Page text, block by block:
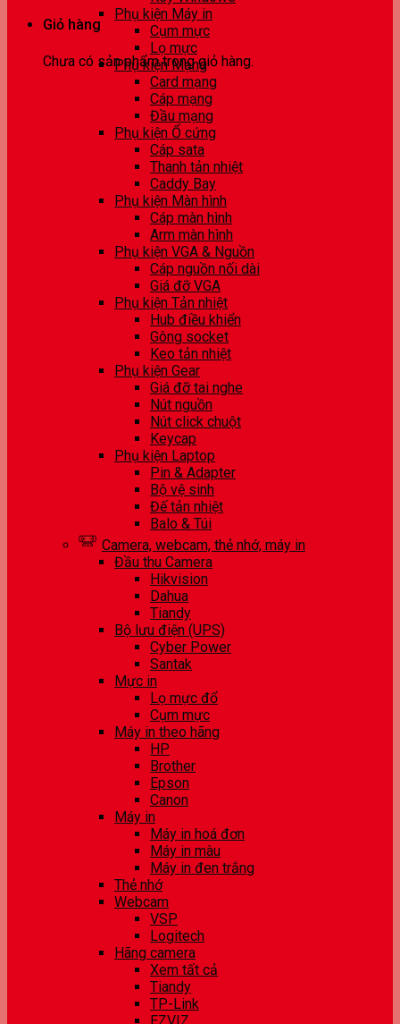
Giỏ hàng
Chưa có sản phẩm trong giỏ hàng.
Phụ kiện Máy in
Cụm mực
Lọ mực
Phụ kiện Mạng
Card mạng
Cáp mạng
Đầu mạng
Phụ kiện Ổ cứng
Cáp sata
Thanh tản nhiệt
Caddy Bay
Phụ kiện Màn hình
Cáp màn hình
Arm màn hình
Phụ kiện VGA & Nguồn
Cáp nguồn nối dài
Giá đỡ VGA
Phụ kiện Tản nhiệt
Hub điều khiển
Gông socket
Keo tản nhiệt
Phụ kiện Gear
Giá đỡ tai nghe
Nút nguồn
Nút click chuột
Keycap
Phụ kiện Laptop
Pin & Adapter
Bộ vệ sinh
Đế tản nhiệt
Balo & Túi
Camera, webcam, thẻ nhớ, máy in
Đầu thu Camera
Hikvision
Dahua
Tiandy
Bộ lưu điện (UPS)
Cyber Power
Santak
Mực in
Lọ mực đổ
Cụm mực
Máy in theo hãng
HP
Brother
Epson
Canon
Máy in
Máy in hoá đơn
Máy in màu
Máy in đen trắng
Thẻ nhớ
Webcam
VSP
Logitech
Hãng camera
Xem tất cả
Tiandy
TP-Link